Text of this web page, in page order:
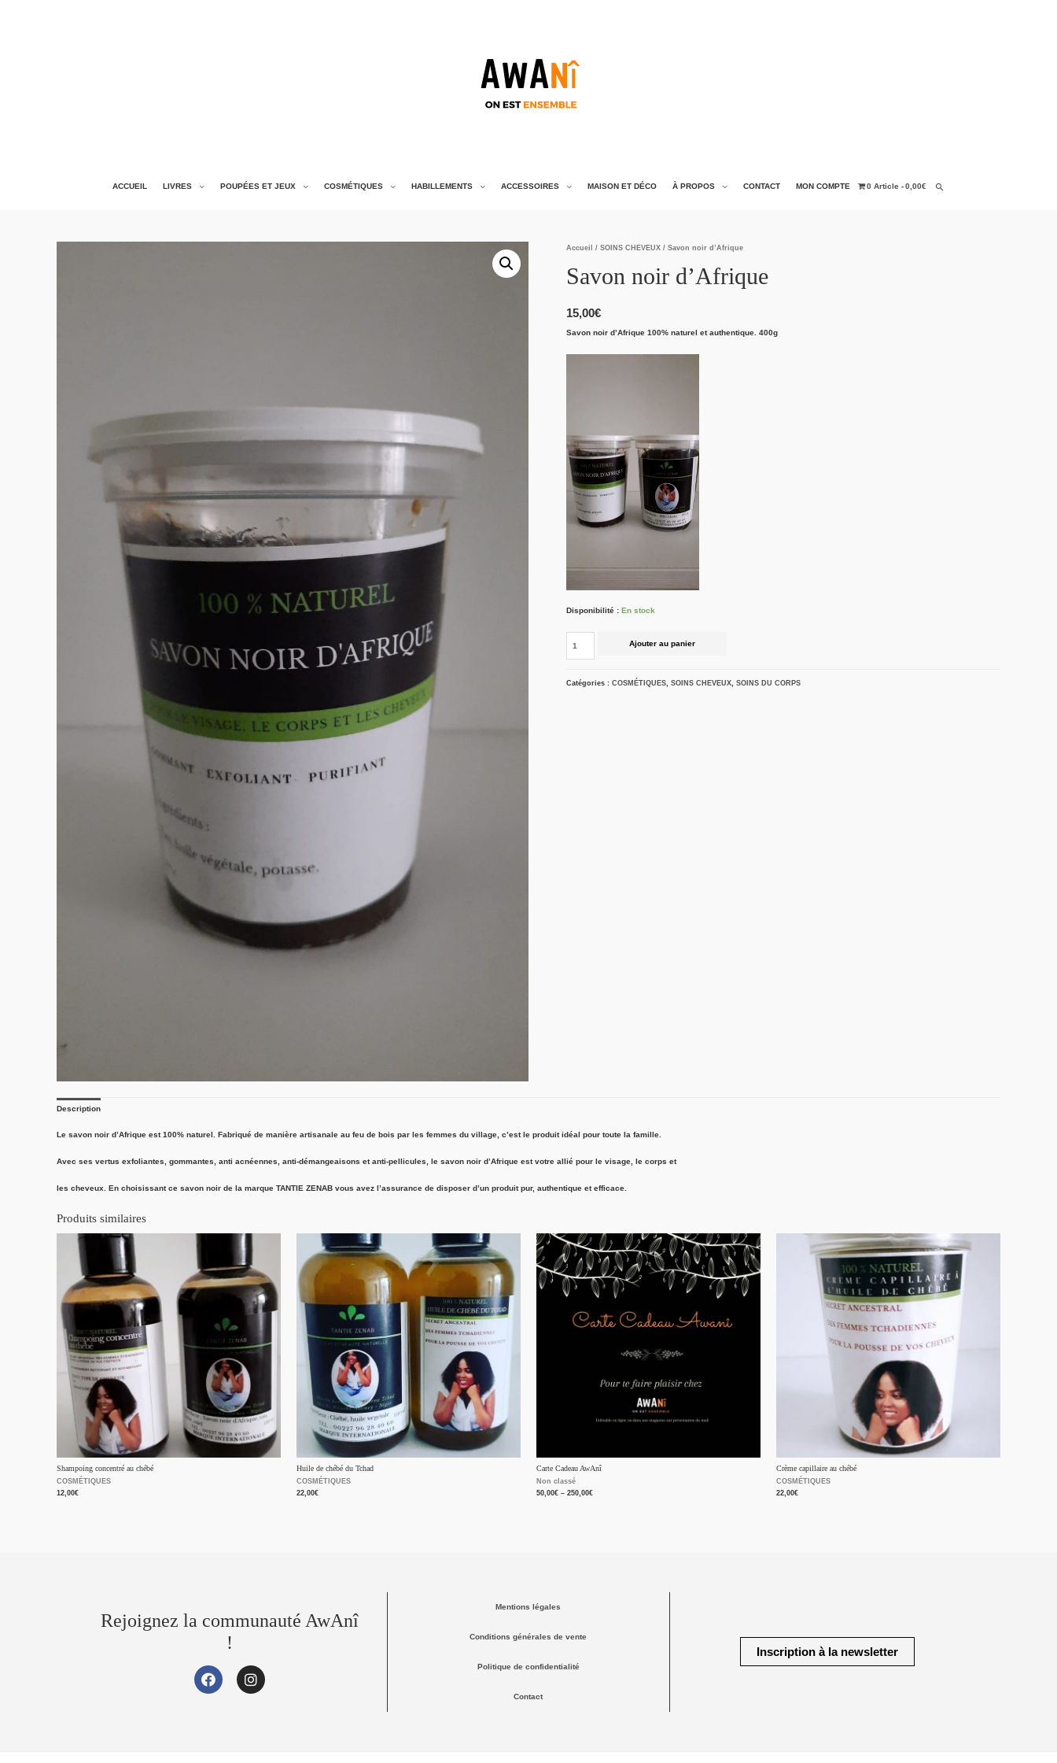
ACCUEIL LIVRES POUPÉES ET JEUX COSMÉTIQUES HABILLEMENTS ACCESSOIRES MAISON ET DÉCO À PROPOS CONTACT MON COMPTE 0 Article 0,00€
Accueil / SOINS CHEVEUX / Savon noir d’Afrique
Savon noir d’Afrique
15,00€
Savon noir d’Afrique 100% naturel et authentique. 400g
Disponibilité : En stock
Ajouter au panier
Catégories : COSMÉTIQUES SOINS CHEVEUX SOINS DU CORPS
Description
Le savon noir d’Afrique est 100% naturel. Fabriqué de manière artisanale au feu de bois par les femmes du village, c’est le produit idéal pour toute la famille.
Avec ses vertus exfoliantes, gommantes, anti acnéennes, anti-démangeaisons et anti-pellicules, le savon noir d’Afrique est votre allié pour le visage, le corps et
les cheveux. En choisissant ce savon noir de la marque TANTIE ZENAB vous avez l’assurance de disposer d’un produit pur, authentique et efficace.
Produits similaires
Shampoing concentré au chébé
COSMÉTIQUES
12,00€
Huile de chébé du Tchad
COSMÉTIQUES
22,00€
Carte Cadeau AwAnî
Non classé
50,00€ – 250,00€
Crème capillaire au chébé
COSMÉTIQUES
22,00€
Rejoignez la communauté AwAnî
!
Mentions légales
Conditions générales de vente
Politique de confidentialité
Contact
Inscription à la newsletter